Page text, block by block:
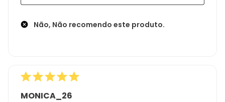
Não, Não recomendo este produto.
MONICA_26